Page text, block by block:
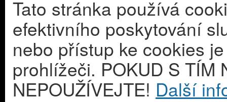
Tato stránka používá
efektivního poskytování
nebo přístup ke cookies
prohlížeči. POKUD S TÍM
NEPOUŽÍVEJTE! Další